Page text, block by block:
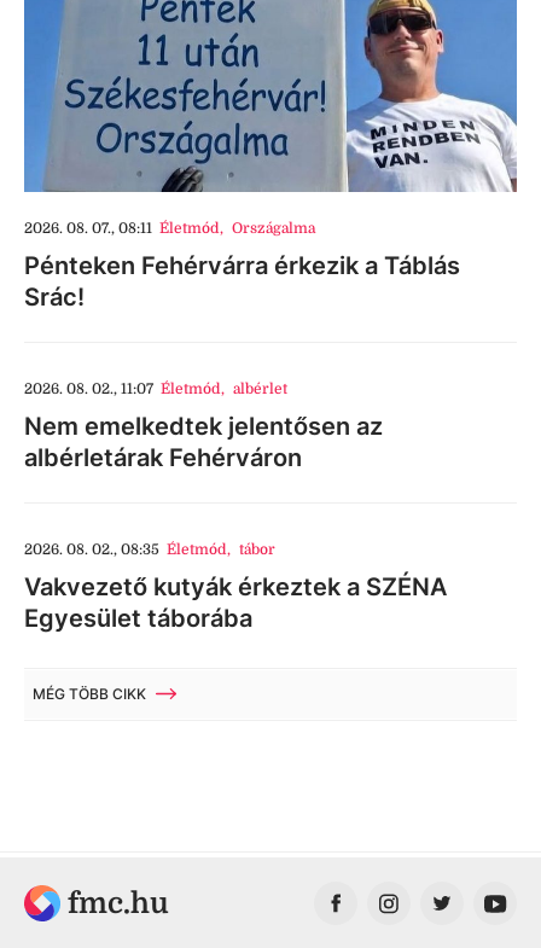
2026. 08. 07., 08:11 Életmód, Országalma
Pénteken Fehérvárra érkezik a Táblás
Srác!
2026. 08. 02., 11:07 Életmód, albérlet
Nem emelkedtek jelentősen az
albérletárak Fehérváron
2026. 08. 02., 08:35 Életmód, tábor
Vakvezető kutyák érkeztek a SZÉNA
Egyesület táborába
MÉG TÖBB CIKK
fmc.hu